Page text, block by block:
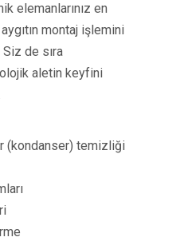
elemanlarınız en
montaj işlemini
de sıra
aletin keyfini
(kondanser) temizliği